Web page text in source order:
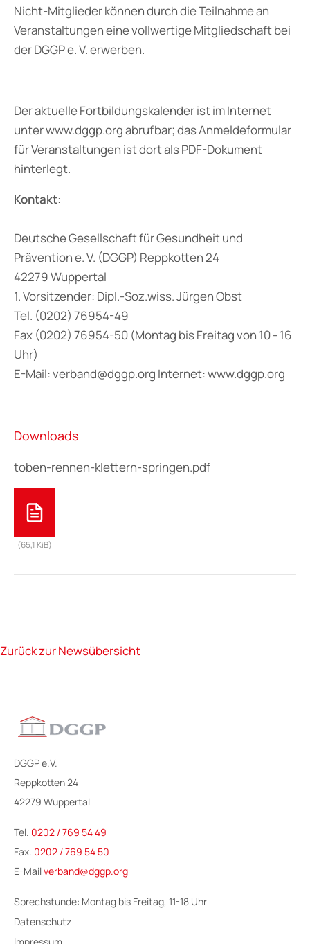
Nicht-Mitglieder können durch die Teilnahme an
Veranstaltungen eine vollwertige Mitgliedschaft bei
der DGGP e. V. erwerben.
Der aktuelle Fortbildungskalender ist im Internet
unter www.dggp.org abrufbar; das Anmeldeformular
für Veranstaltungen ist dort als PDF-Dokument
hinterlegt.
Kontakt:
Deutsche Gesellschaft für Gesundheit und
Prävention e. V. (DGGP) Reppkotten 24
42279 Wuppertal
1. Vorsitzender: Dipl.-Soz.wiss. Jürgen Obst
Tel. (0202) 76954-49
Fax (0202) 76954-50 (Montag bis Freitag von 10 - 16
Uhr)
E-Mail: verband@dggp.org Internet: www.dggp.org
Downloads
(65,1 KiB)
toben-rennen-klettern-springen.pdf
Zurück zur Newsübersicht
DGGP e.V.
Reppkotten 24
42279 Wuppertal
Tel. 0202 / 769 54 49
Fax. 0202 / 769 54 50
E-Mailverband@dggp.org
Sprechstunde: Montag bis Freitag, 11-18 Uhr
Datenschutz
Impressum